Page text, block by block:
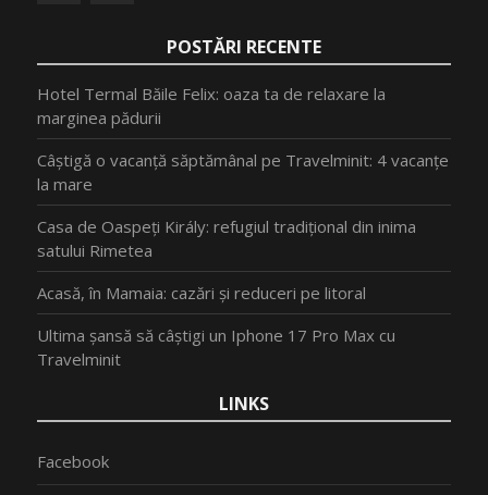
POSTĂRI RECENTE
Hotel Termal Băile Felix: oaza ta de relaxare la
marginea pădurii
Câștigă o vacanță săptămânal pe Travelminit: 4 vacanțe
la mare
Casa de Oaspeți Király: refugiul tradițional din inima
satului Rimetea
Acasă, în Mamaia: cazări și reduceri pe litoral
Ultima șansă să câștigi un Iphone 17 Pro Max cu
Travelminit
LINKS
Facebook